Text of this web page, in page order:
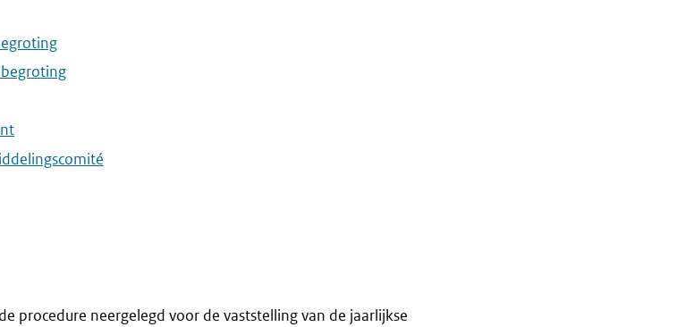
procedure neergelegd voor de vaststelling van de jaarlijkse